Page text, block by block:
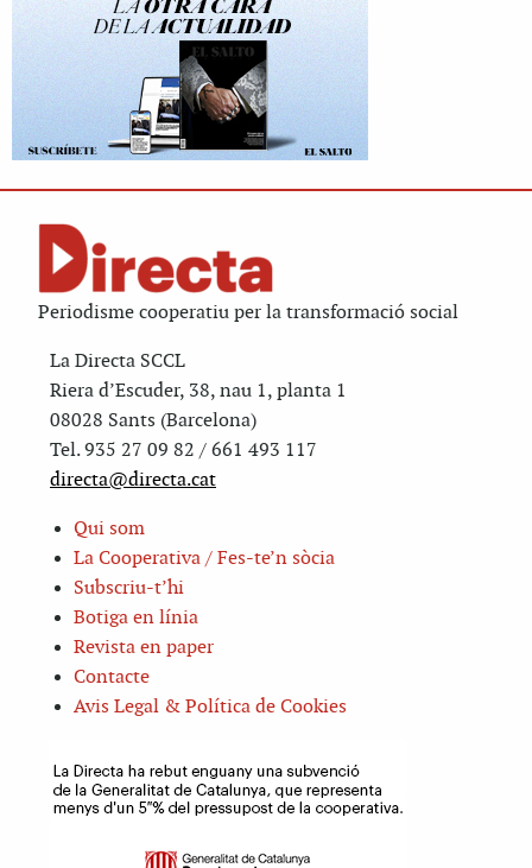
Periodisme cooperatiu per la transformació social
La Directa SCCL
Riera d’Escuder, 38, nau 1, planta 1
08028 Sants (Barcelona)
Tel. 935 27 09 82 / 661 493 117
directa@directa.cat
Qui som
La Cooperativa / Fes-te’n sòcia
Subscriu-t’hi
Botiga en línia
Revista en paper
Contacte
Avis Legal & Política de Cookies